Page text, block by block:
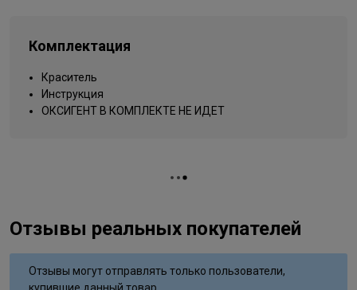
Комплектация
Краситель
Инструкция
ОКСИГЕНТ В КОМПЛЕКТЕ НЕ ИДЕТ
Отзывы реальных покупателей
Отзывы могут отправлять только пользователи,